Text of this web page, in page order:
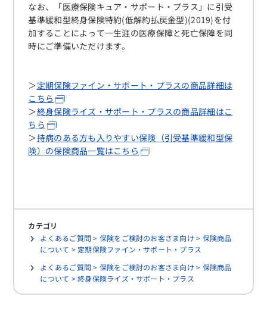
なお、「医療保険キュア・サポート・プラス」に引受
基準緩和型終身保険特約(低解約払戻金型)(2019)を付
加することによって一生涯の医療保障と死亡保障を同
時にご準備いただけます。
＞定期保険ファイン・サポート・プラスの商品詳細は
こちら
＞終身保険ライズ・サポート・プラスの商品詳細はこ
ちら
＞持病のある方も入りやすい保険（引受基準緩和型保
険）の保険商品一覧はこちら
カテゴリ
よくあるご質問 > 保険をご検討のお客さま向け > 保険商品
について > 定期保険ファイン・サポート・プラス
よくあるご質問 > 保険をご検討のお客さま向け > 保険商品
について > 終身保険ライズ・サポート・プラス